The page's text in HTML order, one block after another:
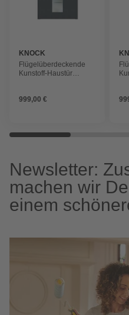
KNOCK
Flügelüberdeckende
Kunstoff-Haustür
999,00 €
Newsletter:
machen wir
einem